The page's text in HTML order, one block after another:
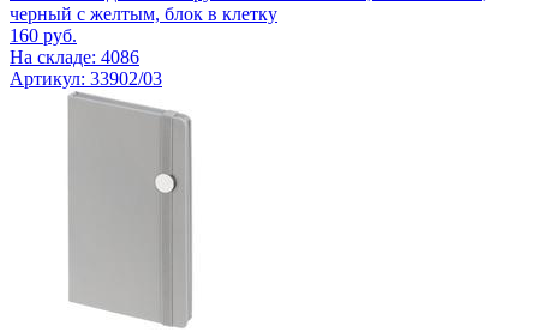
черный с желтым, блок в клетку
160 руб.
На складе: 4086
Артикул: 33902/03